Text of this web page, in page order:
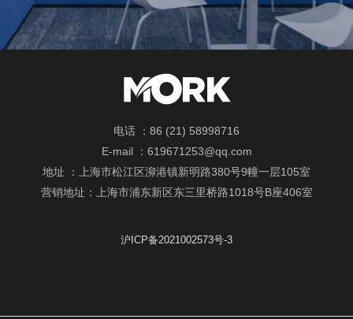
电话 ：86 (21) 58998716
E-mail ：619671253@qq.com
地址 ：上海市松江区泖港镇新明路380号9幢一层105室
营销地址：上海市浦东新区东三里桥路1018号B座406室
沪ICP备2021002573号-3